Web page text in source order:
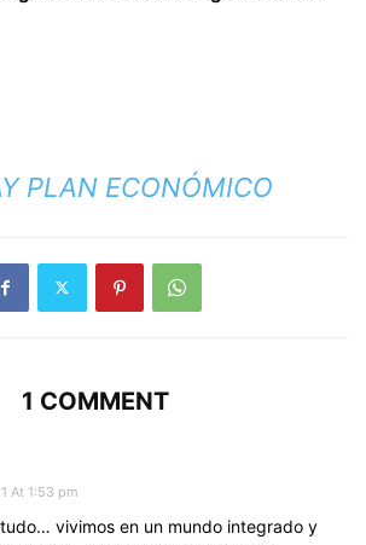
PLAN ECONÓMICO
1 COMMENT
At 1:53 pm
vivimos en un mundo integrado y